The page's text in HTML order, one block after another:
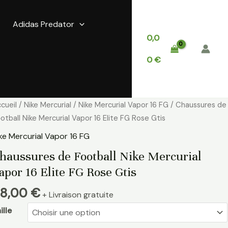
Adidas Predator
0,0
0€
/ Nike Mercurial / Nike Mercurial Vapor 16 FG / Chaussures de
Nike Mercurial Vapor 16 Elite FG Rose Gtis
Mercurial Vapor 16 FG
de Football Nike Mercurial
16 Elite FG Rose Gtis
€ + Livraison gratuite